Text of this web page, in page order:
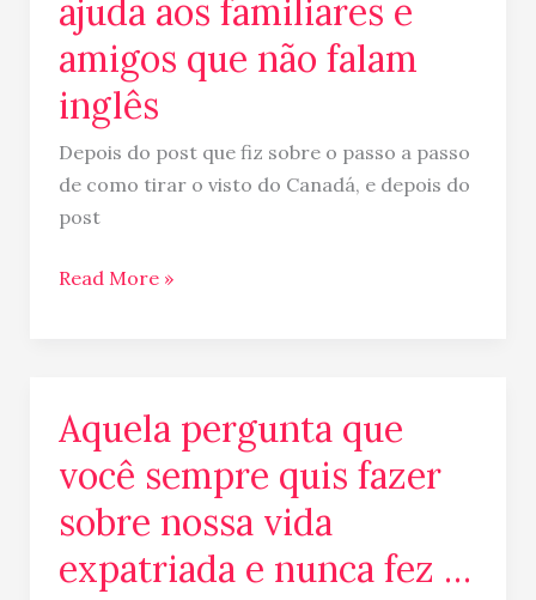
ajuda aos familiares e
amigos que não falam
inglês
Depois do post que fiz sobre o passo a passo
de como tirar o visto do Canadá, e depois do
post
Read More »
Aquela pergunta que
você sempre quis fazer
sobre nossa vida
expatriada e nunca fez …
Aquela
pergunta
que
você
quis